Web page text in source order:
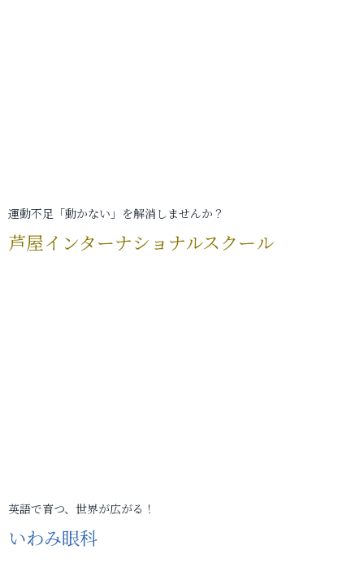
運動不足「動かない」を解消しませんか？
芦屋インターナショナルスクール
英語で育つ、世界が広がる！
いわみ眼科